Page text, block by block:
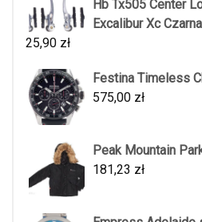
Hb Tx505 Center
Excalibur Xc Czarna
25,90 zł
Festina Timeless
575,00 zł
Peak Mountain
181,23 zł